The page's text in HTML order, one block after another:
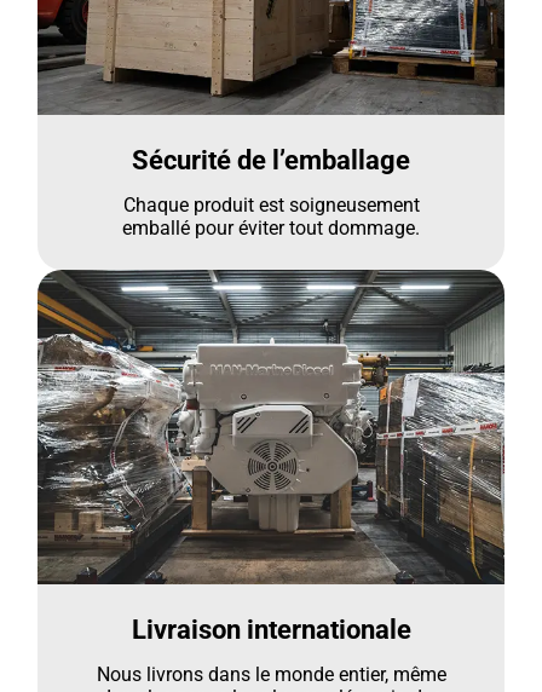
Sécurité de l’emballage
Chaque produit est soigneusement
emballé pour éviter tout dommage.
Livraison internationale
Nous livrons dans le monde entier, même